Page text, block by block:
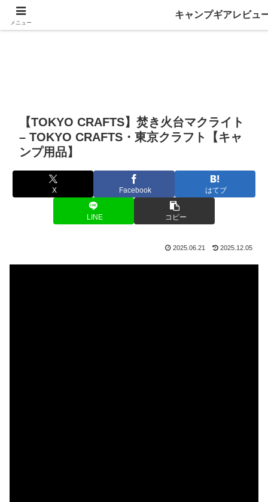
【TOKYO CRAFTS】焚き火台マクライト
– TOKYO CRAFTS・東京クラフト【キャ
ンプ用品】
X Facebook はてブ
LINE コピー
2025.06.21 2025.12.05
メニュー
キャンプギアレビュ